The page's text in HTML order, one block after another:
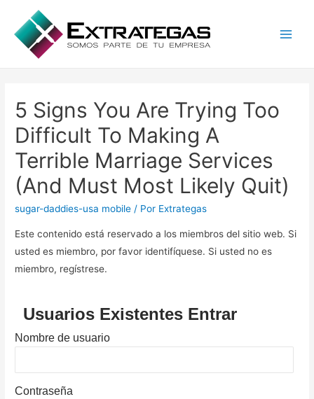
5 Signs You Are Trying Too
Difficult To Making A
Terrible Marriage Services
(And Must Most Likely Quit)
sugar-daddies-usa mobile / Por Extrategas
Este contenido está reservado a los miembros del sitio web. Si
usted es miembro, por favor identifíquese. Si usted no es
miembro, regístrese.
Usuarios Existentes Entrar
Nombre de usuario
Contraseña